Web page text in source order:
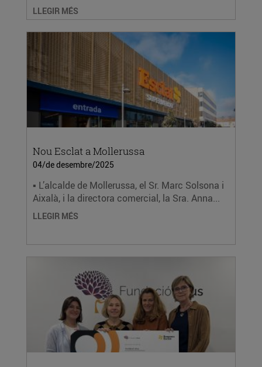
LLEGIR MÉS
Nou Esclat a Mollerussa
04/de desembre/2025
▪ L’alcalde de Mollerussa, el Sr. Marc Solsona i
Aixalà, i la directora comercial, la Sra. Anna...
LLEGIR MÉS